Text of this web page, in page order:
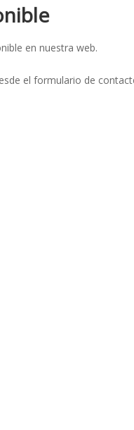
en nuestra web.
el formulario de